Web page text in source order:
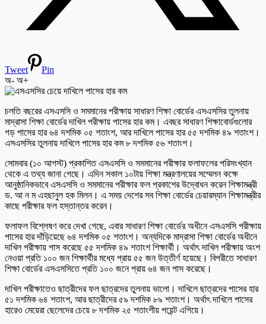
Tweet
Pin
অ- অ+
চলতি বছরের এসএসসি ও সমমানের পরীক্ষায় সাধারণ শিক্ষা বোর্ডের এসএসসির তুলনায়
মাদ্রাসা শিক্ষা বোর্ডের দাখিল পরীক্ষায় পাসের হার কম। এবছর সাধারণ শিক্ষাবোর্ডগুলোর
গড় পাসের হার ৬৪ দশমিক ০৫ শতাংশ, আর দাখিলে পাসের হার ৫৫ দশমিক ৪৯ শতাংশ।
এসএসসির তুলনায় দাখিলে পাসের হার কম ৮ দশমিক ৫৬ শতাংশ।
সোমবার (১০ আগস্ট) প্রকাশিত এসএসসি ও সমমানের পরীক্ষার ফলাফলের পরিসংখ্যান
থেকে এ তথ্য জানা গেছে। এদিন সকাল ১০টায় শিক্ষা মন্ত্রণালয়ের সম্মেলন কক্ষে
আনুষ্ঠানিকভাবে এসএসসি ও সমমানের পরীক্ষার ফল প্রকাশের উদ্বোধন করেন শিক্ষামন্ত্রী
ড. আ ন ম এহছানুল হক মিলন। এ সময় দেশের সব শিক্ষা বোর্ডের চেয়ারম্যান শিক্ষামন্ত্রীর
কাছে পরীক্ষার ফল হস্তান্তর করেন।
ফলাফল বিশ্লেষণ করে দেখা গেছে, এবার সাধারণ শিক্ষা বোর্ডের অধীনে এসএসসি পরীক্ষায়
পাসের হার দাঁড়িয়েছে ৬৪ দশমিক ০৫ শতাংশ। অন্যদিকে মাদ্রাসা শিক্ষা বোর্ডের অধীনে
দাখিল পরীক্ষায় পাস করেছে ৫৫ দশমিক ৪৯ শতাংশ শিক্ষার্থী। অর্থাৎ দাখিল পরীক্ষায় অংশ
নেওয়া প্রতি ১০০ জন শিক্ষার্থীর মধ্যে প্রায় ৫৫ জন উত্তীর্ণ হয়েছে। বিপরীতে সাধারণ
শিক্ষা বোর্ডের এসএসসিতে প্রতি ১০০ জনে প্রায় ৬৪ জন পাস করেছে।
দাখিল পরীক্ষাতেও ছাত্রীদের ফল ছাত্রদের তুলনায় ভালো। দাখিলে ছাত্রদের পাসের হার
৫১ দশমিক ৬৪ শতাংশ, আর ছাত্রীদের ৫৯ দশমিক ৮৯ শতাংশ। অর্থাৎ দাখিলে পাসের
হারেও মেয়েরা ছেলেদের চেয়ে ৮ দশমিক ২৫ শতাংশীয় পয়েন্ট এগিয়ে।